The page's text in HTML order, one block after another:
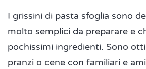
I grissini di pasta sfoglia sono
molto semplici da preparare e
pochissimi ingredienti. Sono
pranzi o cene con familiari e